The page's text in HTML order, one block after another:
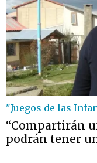
"Juegos de las
“Compartirán
podrán tener